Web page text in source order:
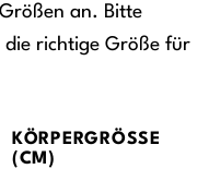
an. Bitte
die richtige Größe für
KÖRPERGRÖSSE (
CM)